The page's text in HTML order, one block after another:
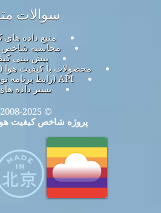
سوالات
منبع داده های
محاسبه شاخص
پیش بینی
محصولات با کیفیت هوا
API (رابط برنامه نویسی کاربردی)
بستر داده
© 2008-2025
پروژه شاخص کیفیت